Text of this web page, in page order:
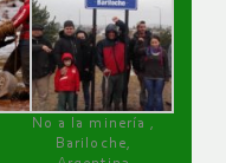
No a la minería ,
Bariloche,